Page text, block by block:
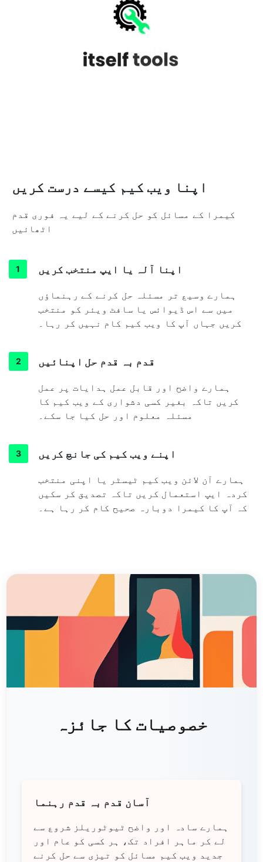
اپنا ویب کیم کیسے درست کریں
کیمرا کے مسائل کو حل کرنے کے لیے یہ فوری قدم
اٹھائیں
اپنا آلہ یا ایپ منتخب کریں
ہمارے وسیع تر مسئلہ حل کرنے کے رہنماؤں
میں سے اس ڈیوائس یا سافٹ ویئر کو منتخب
کریں جہاں آپ کا ویب کیم کام نہیں کر رہا۔
قدم بہ قدم حل اپنائیں
ہمارے واضح اور قابل عمل ہدایات پر عمل
کریں تاکہ بغیر کسی دشواری کے ویب کیم کا
مسئلہ معلوم اور حل کیا جا سکے۔
اپنے ویب کیم کی جانچ کریں
ہمارے آن لائن ویب کیم ٹیسٹر یا اپنی منتخب
کردہ ایپ استعمال کریں تاکہ تصدیق کر سکیں
کہ آپ کا کیمرا دوبارہ صحیح کام کر رہا ہے۔
خصوصیات کا جائزہ
آسان قدم بہ قدم رہنما
ہمارے سادہ اور واضح ٹیوٹوریلز شروع سے
لے کر ماہر افراد تک، ہر کسی کو عام اور
جدید ویب کیم مسائل کو تیزی سے حل کرنے